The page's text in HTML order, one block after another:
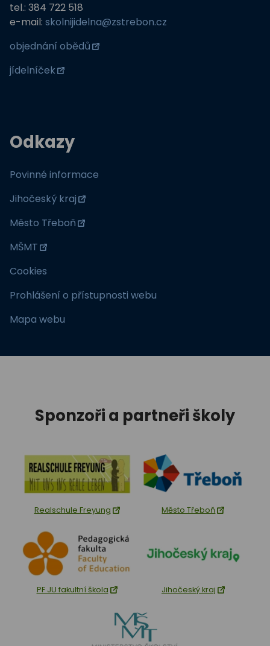
tel.: 384 722 518
e-mail: skolnijidelna@zstrebon.cz
objednání obědů
jídelníček
Odkazy
Povinné informace
Jihočeský kraj
Město Třeboň
MŠMT
Cookies
Prohlášení o přístupnosti webu
Mapa webu
Sponzoři a partneři školy
Realschule Freyung Město Třeboň
PF JU fakultní škola Jihočeský kraj